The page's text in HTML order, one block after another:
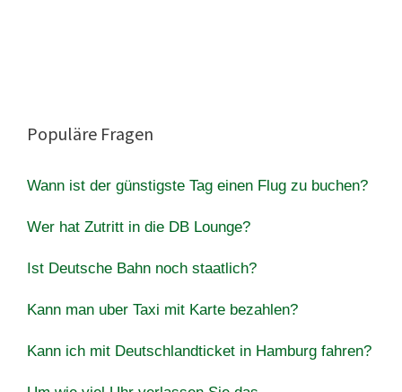
Populäre Fragen
Wann ist der günstigste Tag einen Flug zu buchen?
Wer hat Zutritt in die DB Lounge?
Ist Deutsche Bahn noch staatlich?
Kann man uber Taxi mit Karte bezahlen?
Kann ich mit Deutschlandticket in Hamburg fahren?